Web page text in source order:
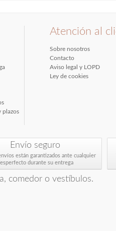
plazos
Atención al
Sobre nosotros
Contacto
Aviso legal y LOPD
Ley de cookies
Envío seguro
están garantizados ante cualquier
durante su entrega
comedor o vestíbulos.